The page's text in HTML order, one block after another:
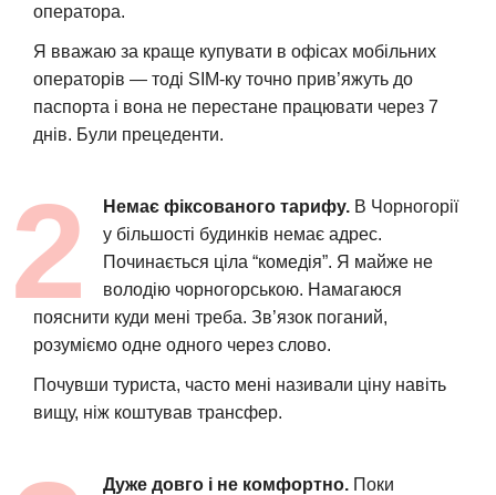
оператора.
Я вважаю за краще купувати в офісах мобільних
операторів — тоді SIM-ку точно прив’яжуть до
паспорта і вона не перестане працювати через 7
днів. Були прецеденти.
Немає фіксованого тарифу. В Чорногорії
у більшості будинків немає адрес.
Починається ціла “комедія”. Я майже не
володію чорногорською. Намагаюся
пояснити куди мені треба. Зв’язок поганий,
розуміємо одне одного через слово.
Почувши туриста, часто мені називали ціну навіть
вищу, ніж коштував трансфер.
Дуже довго і не комфортно. Поки